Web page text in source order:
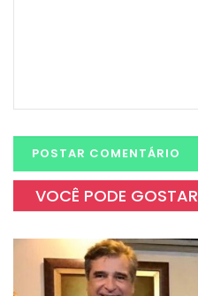
VOCÊ PODE GOSTAR